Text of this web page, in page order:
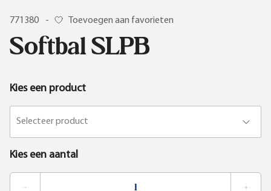
771380 - Toevoegen aan favorieten
Softbal SLPB
Kies een product
Selecteer product
Kies een aantal